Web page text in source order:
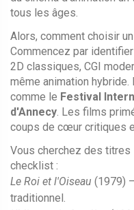
tous les âges.
Alors, comment choisir
Commencez par
2D classiques, CGI
même animation
comme le Festival
d'Annecy. Les films
coups de cœur critiques
Vous cherchez des titres
checklist :
Le Roi et l'Oiseau (1979)
traditionnel.